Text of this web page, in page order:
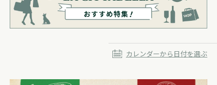
カレンダーから日付を選ぶ